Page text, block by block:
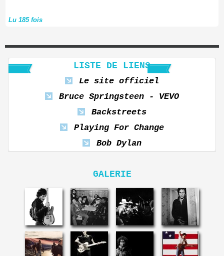
Lu 185 fois
LISTE DE LIENS
Le site officiel
Bruce Springsteen - VEVO
Backstreets
Playing For Change
Bob Dylan
GALERIE